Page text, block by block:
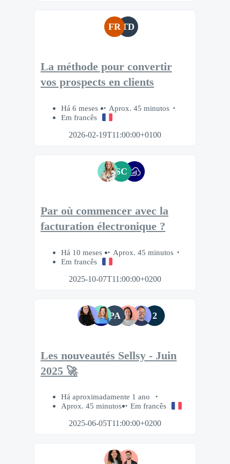
FR TD
La méthode pour convertir
vos prospects en clients
Há 6 meses
Aprox. 45 minutos
Em francês
2026-02-19T11:00:00+0100
SC
Par où commencer avec la
facturation électronique ?
Há 10 meses
Aprox. 45 minutos
Em francês
2025-10-07T11:00:00+0200
PA 2
Les nouveautés Sellsy - Juin
2025 🚀
Há aproximadamente 1 ano
Aprox. 45 minutos
Em francês
2025-06-05T11:00:00+0200